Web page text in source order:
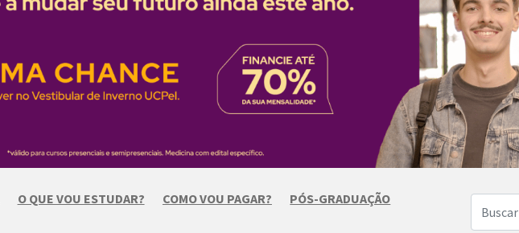
O QUE VOU ESTUDAR? COMO VOU PAGAR? PÓS-GRADUAÇÃO